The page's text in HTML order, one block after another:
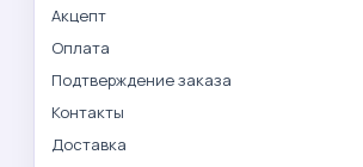
Акцепт
Оплата
Подтверждение заказа
Контакты
Доставка